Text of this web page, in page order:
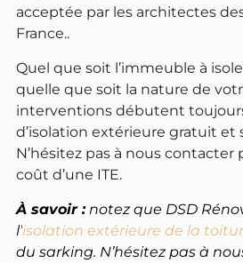
acceptée par les architectes
France..
Quel que soit l’immeuble à
quelle que soit la nature de
interventions débutent
d’isolation extérieure gratuit et
N’hésitez pas à nous contacter
coût d’une ITE.
À savoir :notez que DSD
l’isolation extérieure de la
du sarking. N’hésitez pas à